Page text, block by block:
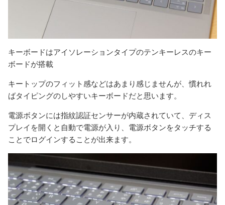
キーボードはアイソレーションタイプのテンキーレスのキー
ボードが搭載
キートップのフィット感などはあまり感じませんが、慣れれ
ばタイピングのしやすいキーボードだと思います。
電源ボタンには指紋認証センサーが内蔵されていて、ディス
プレイを開くと自動で電源が入り、電源ボタンをタッチする
ことでログインすることが出来ます。